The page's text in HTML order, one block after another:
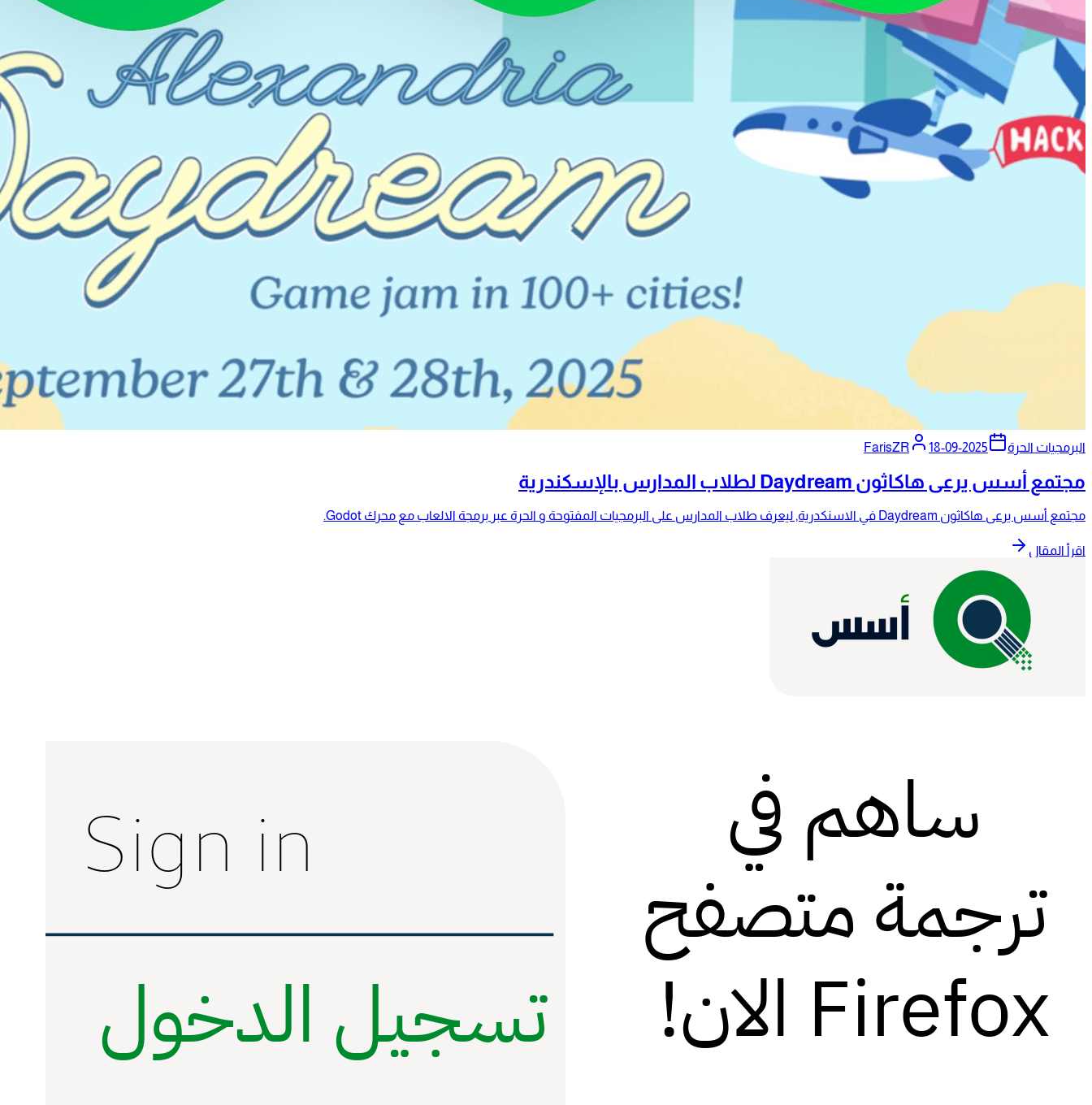
البرمجيات الحرة 2025-09-18
FarisZR
مجتمع أسس يرعى هاكاثون Daydream لطلاب المدارس بالإسكندرية
مجتمع أسس يرعى هاكاثون Daydream في الاسنكدرية, ليعرف طلاب المدارس على البرمجيات المفتوحة و الحرة عبر برمجة الالعاب مع محرك Godot.
اقرأ المقال